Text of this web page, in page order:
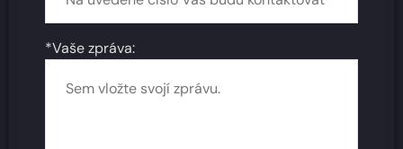
*Vaše zpráva: